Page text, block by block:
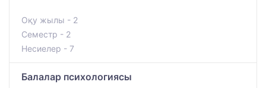
Оқу жылы - 2
Семестр - 2
Несиелер - 7
Балалар психологиясы